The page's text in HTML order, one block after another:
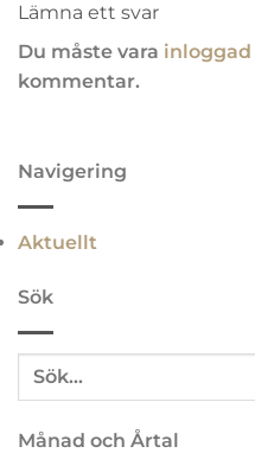
Lämna ett svar
Du måste vara inloggad
kommentar.
Navigering
Aktuellt
Sök
Månad och Årtal